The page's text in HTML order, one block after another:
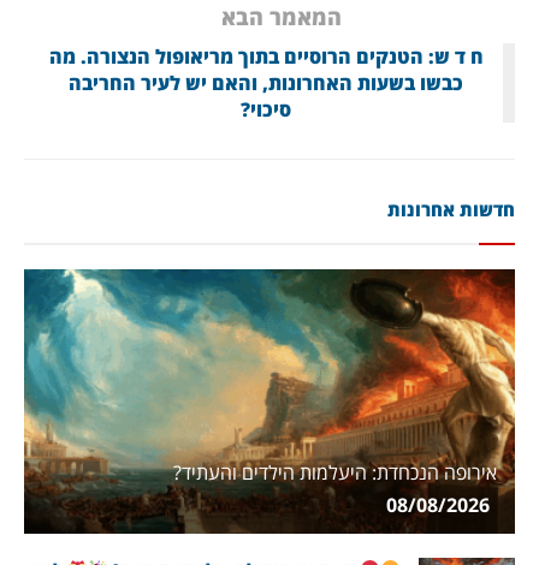
המאמר הבא
ח ד ש: הטנקים הרוסיים בתוך מריאופול הנצורה. מה
כבשו בשעות האחרונות, והאם יש לעיר החריבה
סיכוי?
חדשות אחרונות
אירופה הנכחדת: היעלמות הילדים והעתיד?